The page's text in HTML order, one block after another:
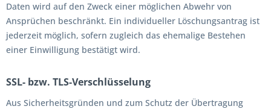
Daten wird auf den Zweck einer möglichen Abwehr von
Ansprüchen beschränkt. Ein individueller Löschungsantrag ist
jederzeit möglich, sofern zugleich das ehemalige Bestehen
einer Einwilligung bestätigt wird.
SSL- bzw. TLS-Verschlüsselung
Aus Sicherheitsgründen und zum Schutz der Übertragung